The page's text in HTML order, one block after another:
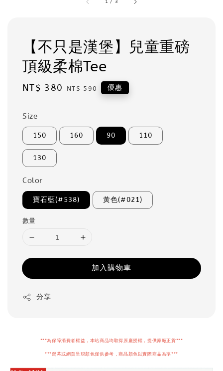
1 / 3
【不只是漢堡】兒童重磅
頂級柔棉Tee
Sale
NT$ 380 Regular
NT$ 590 優惠
Size
150 160 90 110
130
Color
寶石藍(#538) 黃色(#021)
數量
加入購物車
分享
***為保障消費者權益，本站商品均取得原廠授權，提供原廠正貨***
***螢幕或網頁呈現顏色僅供參考，商品顏色以實際商品為準***